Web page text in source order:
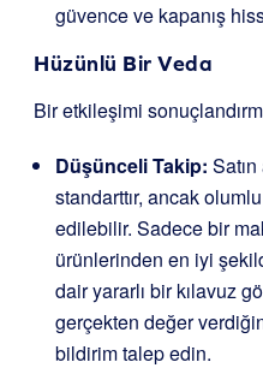
güvence ve kapanış
Hüzünlü Bir Veda
Bir etkileşimi
Düşünceli Takip:
standarttır, ancak
edilebilir. Sadece bir
ürünlerinden en iyi
dair yararlı bir kılavuz
gerçekten değer
bildirim talep edin.